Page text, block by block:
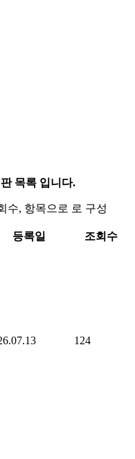
목록 입니다.
수, 항목으로 로 구성
등록일 조회수
124